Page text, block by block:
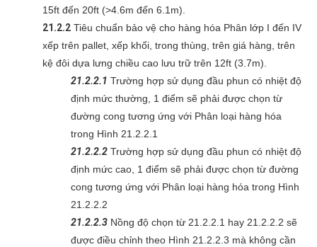
15ft đến 20ft (>4.6m đến 6.1m).
21.2.2 Tiêu chuẩn bảo vệ cho hàng hóa Phân lớp I đến IV
xếp trên pallet, xếp khối, trong thùng, trên giá hàng, trên
kệ đôi dựa lưng chiều cao lưu trữ trên 12ft (3.7m).
21.2.2.1 Trường hợp sử dụng đầu phun có nhiệt độ
định mức thường, 1 điểm sẽ phải được chọn từ
đường cong tương ứng với Phân loại hàng hóa
trong Hình 21.2.2.1
21.2.2.2 Trường hợp sử dụng đầu phun có nhiệt độ
định mức cao, 1 điểm sẽ phải được chọn từ đường
cong tương ứng với Phân loại hàng hóa trong Hình
21.2.2.2
21.2.2.3 Nồng độ chọn từ 21.2.2.1 hay 21.2.2.2 sẽ
được điều chỉnh theo Hình 21.2.2.3 mà không cần